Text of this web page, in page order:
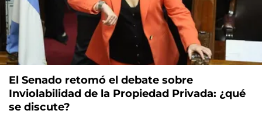
El Senado retomó el debate sobre
Inviolabilidad de la Propiedad Privada: ¿qué
se discute?